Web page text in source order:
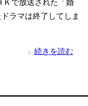
Ｋで放送された「婚
ラマは終了してしま
続きを読む